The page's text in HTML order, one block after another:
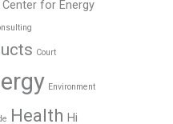
Center for Energy
Court
Environment
Health Hi